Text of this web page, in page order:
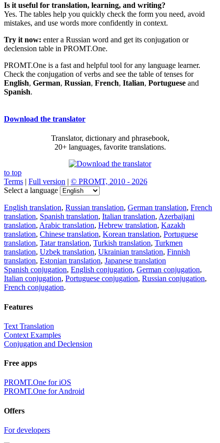
Is it useful for translation, learning, and writing?
Yes. The tables help you quickly check the form you need, avoid
mistakes, and use words more confidently in context.
Try it now: enter a Russian word and get its conjugation or
declension table in PROMT.One.
PROMT.One is a fast and helpful tool for any language learner.
Check the conjugation of verbs and see the table of tenses for
English, German, Russian, French, Italian, Portuguese and
Spanish.
Download the translator
Translator, dictionary and phrasebook,
20+ languages, favorite translations.
to top
Terms | Full version | © PROMT, 2010 - 2026
Select a language
English translation, Russian translation, German translation, French
translation, Spanish translation, Italian translation, Azerbaijani
translation, Arabic translation, Hebrew translation, Kazakh
translation, Chinese translation, Korean translation, Portuguese
translation, Tatar translation, Turkish translation, Turkmen
translation, Uzbek translation, Ukrainian translation, Finnish
translation, Estonian translation, Japanese translation
Spanish conjugation, English conjugation, German conjugation,
Italian conjugation, Portuguese conjugation, Russian conjugation,
French conjugation.
Features
Text Translation
Context Examples
Conjugation and Declension
Free apps
PROMT.One for iOS
PROMT.One for Android
Offers
For developers